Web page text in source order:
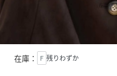
在庫： F 残りわずか